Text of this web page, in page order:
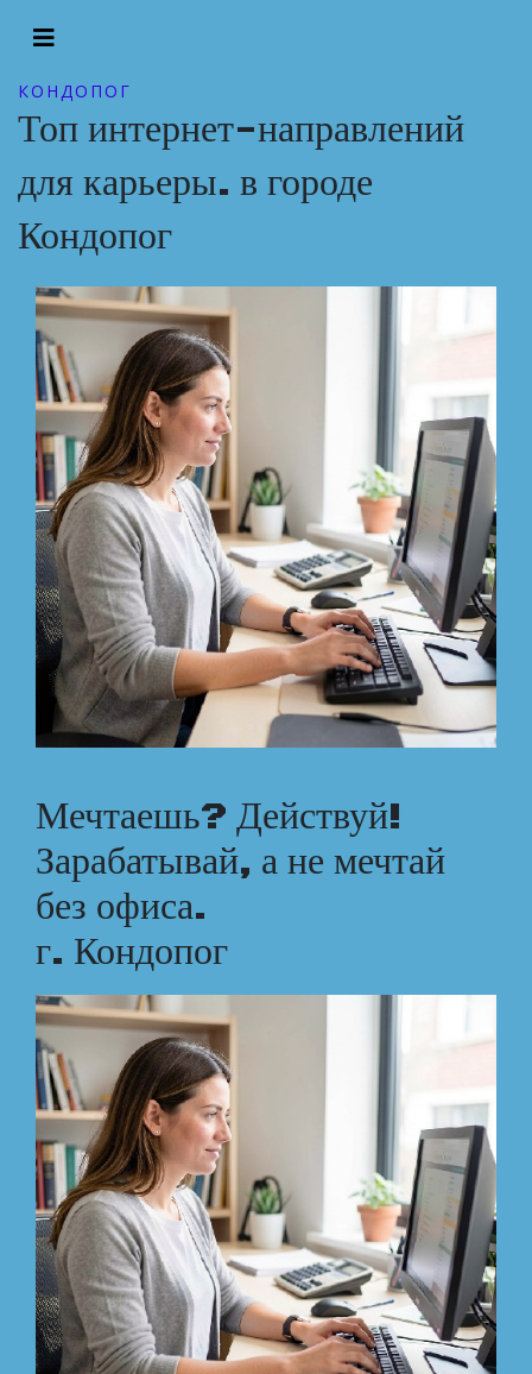
КОНДОПОГ
Топ интернет-направлений
для карьеры. в городе
Кондопог
Мечтаешь? Действуй!
Зарабатывай, а не мечтай
без офиса.
г. Кондопог